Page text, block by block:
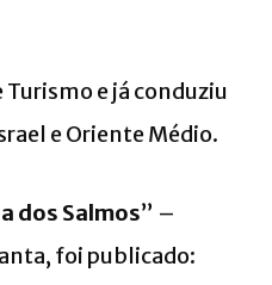
e já conduziu
e Oriente Médio.
dos Salmos” –
foi publicado: